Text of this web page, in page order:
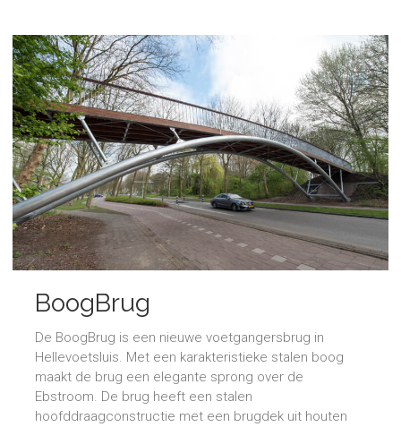
BoogBrug
De BoogBrug is een nieuwe voetgangersbrug in
Hellevoetsluis. Met een karakteristieke stalen boog
maakt de brug een elegante sprong over de
Ebstroom. De brug heeft een stalen
hoofddraagconstructie met een brugdek uit houten